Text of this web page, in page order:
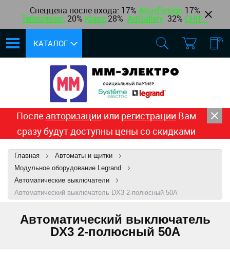
Спеццена после входа: 17% AtlasDesign 17%
Теплолюкс, 20% Kranz 28% ArtGallery 32% CHINT
КАТАЛОГ
После авторизации или регистрации Вам
сразу будут доступны цены со скидками
Главная
Автоматы и щитки
Модульное оборудование Legrand
Автоматические выключатели
Автоматический выключатель DX3 2-полюсный 50А
Автоматический выключатель
DX3 2-полюсный 50А